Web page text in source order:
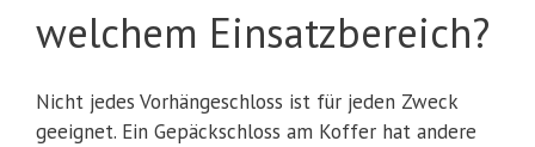
welchem Einsatzbereich?
Nicht jedes Vorhängeschloss ist für jeden Zweck
geeignet. Ein Gepäckschloss am Koffer hat andere